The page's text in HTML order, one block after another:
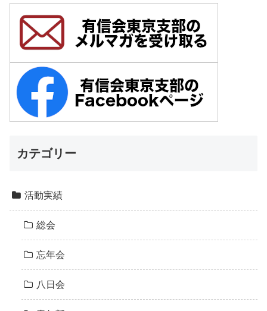
カテゴリー
活動実績
総会
忘年会
八日会